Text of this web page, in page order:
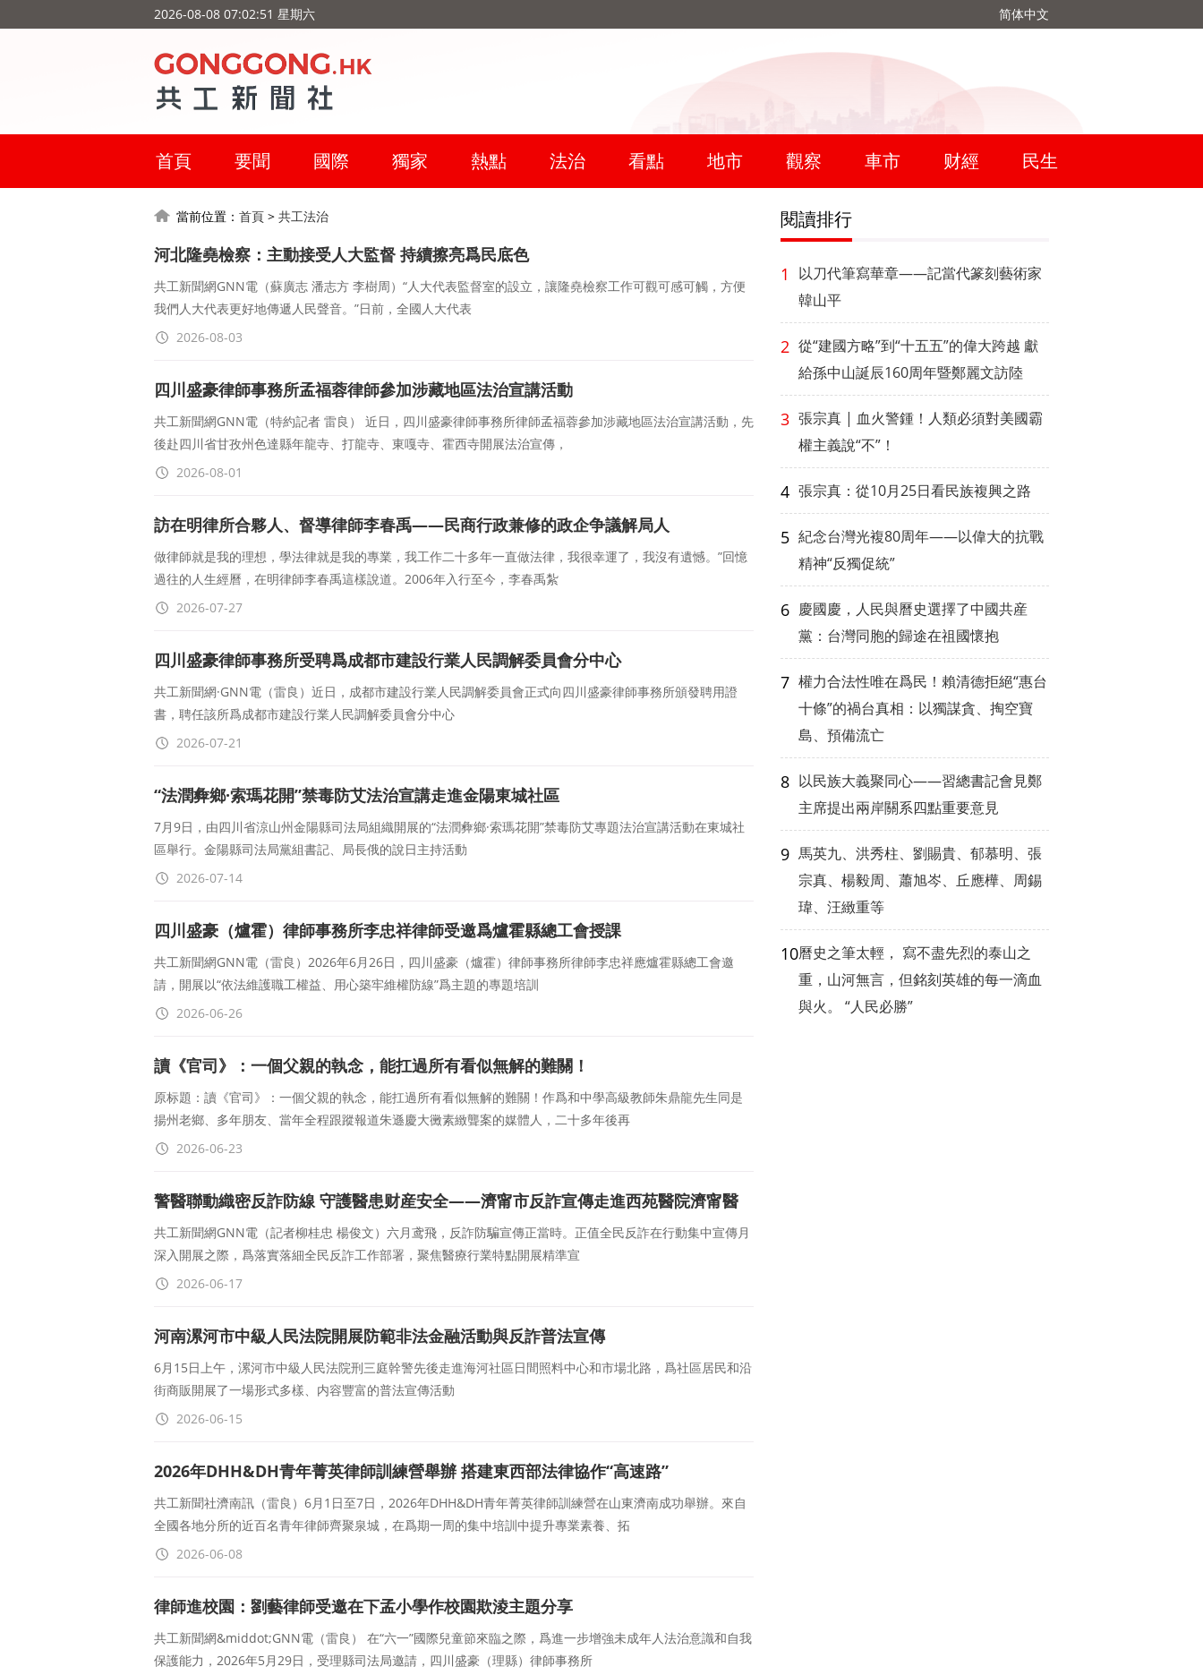
2026-08-08 07:02:52 星期六 简体中文
首頁 要聞 國際 獨家 熱點 法治 看點 地市 觀察 車市 财經 民生
當前位置： 首頁 > 共工法治
河北隆堯檢察：主動接受人大監督 持續擦亮爲民底色
共工新聞網GNN電（蘇廣志 潘志方 李樹周）“人大代表監督室的設立，讓隆堯檢察工作可觀可感可觸，方便
我們人大代表更好地傳遞人民聲音。”日前，全國人大代表
2026-08-03
四川盛豪律師事務所孟福蓉律師參加涉藏地區法治宣講活動
共工新聞網GNN電（特約記者 雷良） 近日，四川盛豪律師事務所律師孟福蓉參加涉藏地區法治宣講活動，先
後赴四川省甘孜州色達縣年龍寺、打龍寺、東嘎寺、霍西寺開展法治宣傳，
2026-08-01
訪在明律所合夥人、督導律師李春禹——民商行政兼修的政企争議解局人
做律師就是我的理想，學法律就是我的專業，我工作二十多年一直做法律，我很幸運了，我沒有遺憾。”回憶
過往的人生經曆，在明律師李春禹這樣說道。2006年入行至今，李春禹紮
2026-07-27
四川盛豪律師事務所受聘爲成都市建設行業人民調解委員會分中心
共工新聞網·GNN電（雷良）近日，成都市建設行業人民調解委員會正式向四川盛豪律師事務所頒發聘用證
書，聘任該所爲成都市建設行業人民調解委員會分中心
2026-07-21
“法潤彜鄉·索瑪花開”禁毒防艾法治宣講走進金陽東城社區
7月9日，由四川省涼山州金陽縣司法局組織開展的“法潤彜鄉·索瑪花開”禁毒防艾專題法治宣講活動在東城社
區舉行。金陽縣司法局黨組書記、局長俄的說日主持活動
2026-07-14
四川盛豪（爐霍）律師事務所李忠祥律師受邀爲爐霍縣總工會授課
共工新聞網GNN電（雷良）2026年6月26日，四川盛豪（爐霍）律師事務所律師李忠祥應爐霍縣總工會邀
請，開展以“依法維護職工權益、用心築牢維權防線”爲主題的專題培訓
2026-06-26
讀《官司》：一個父親的執念，能扛過所有看似無解的難關！
原标題：讀《官司》：一個父親的執念，能扛過所有看似無解的難關！作爲和中學高級教師朱鼎龍先生同是
揚州老鄉、多年朋友、當年全程跟蹤報道朱遜慶大黴素緻聾案的媒體人，二十多年後再
2026-06-23
警醫聯動織密反詐防線 守護醫患财産安全——濟甯市反詐宣傳走進西苑醫院濟甯醫
院
共工新聞網GNN電（記者柳桂忠 楊俊文）六月鸢飛，反詐防騙宣傳正當時。正值全民反詐在行動集中宣傳月
深入開展之際，爲落實落細全民反詐工作部署，聚焦醫療行業特點開展精準宣
2026-06-17
河南漯河市中級人民法院開展防範非法金融活動與反詐普法宣傳
6月15日上午，漯河市中級人民法院刑三庭幹警先後走進海河社區日間照料中心和市場北路，爲社區居民和沿
街商販開展了一場形式多樣、内容豐富的普法宣傳活動
2026-06-15
2026年DHH&DH青年菁英律師訓練營舉辦 搭建東西部法律協作“高速路”
共工新聞社濟南訊（雷良）6月1日至7日，2026年DHH&DH青年菁英律師訓練營在山東濟南成功舉辦。來自
全國各地分所的近百名青年律師齊聚泉城，在爲期一周的集中培訓中提升專業素養、拓
2026-06-08
律師進校園：劉藝律師受邀在下孟小學作校園欺淩主題分享
共工新聞網&middot;GNN電（雷良） 在“六一”國際兒童節來臨之際，爲進一步增強未成年人法治意識和自我
保護能力，2026年5月29日，受理縣司法局邀請，四川盛豪（理縣）律師事務所
閱讀排行
1
以刀代筆寫華章——記當代篆刻藝術家
韓山平
2 從“建國方略”到“十五五”的偉大跨越 獻
給孫中山誕辰160周年暨鄭麗文訪陸
3 張宗真 | 血火警鍾！人類必須對美國霸
權主義說“不”！
4 張宗真：從10月25日看民族複興之路
5 紀念台灣光複80周年——以偉大的抗戰
精神“反獨促統”
6 慶國慶，人民與曆史選擇了中國共産
黨：台灣同胞的歸途在祖國懷抱
7 權力合法性唯在爲民！賴清德拒絕“惠台
十條”的禍台真相：以獨謀貪、掏空寶
島、預備流亡
8 以民族大義聚同心——習總書記會見鄭
主席提出兩岸關系四點重要意見
9 馬英九、洪秀柱、劉賜貴、郁慕明、張
宗真、楊毅周、蕭旭岑、丘應樺、周錫
瑋、汪緻重等
10曆史之筆太輕， 寫不盡先烈的泰山之
重，山河無言，但銘刻英雄的每一滴血
與火。 “人民必勝”